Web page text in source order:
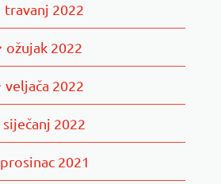
travanj 2022
ožujak 2022
veljača 2022
siječanj 2022
prosinac 2021